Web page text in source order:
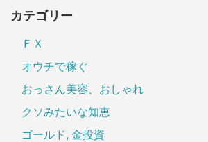
カテゴリー
ＦＸ
オウチで稼ぐ
おっさん美容、おしゃれ
クソみたいな知恵
ゴールド, 金投資